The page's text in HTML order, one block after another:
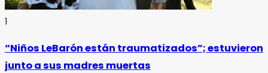
1
“Niños LeBarón están traumatizados”; estuvieron
junto a sus madres muertas